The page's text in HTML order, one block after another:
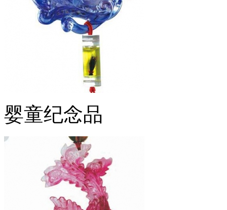
婴童纪念品